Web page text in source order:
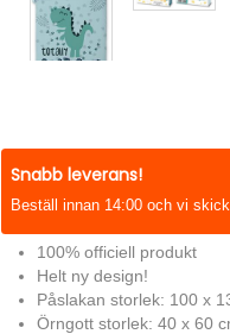
Snabb leverans!
Beställ innan 14:00 och vi
100% officiell produkt
Helt ny design!
Påslakan storlek: 100 x
Örngott storlek: 40 x 60